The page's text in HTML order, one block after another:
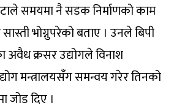
समयमा नै सडक निर्माणको काम
भोग्नुपरेको बताए । उनले बिपी
अवैध क्रसर उद्योगले विनाश
मन्त्रालयसँग समन्वय गरेर तिनको
जोड दिए ।